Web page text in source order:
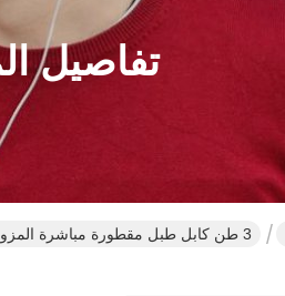
تفاصيل
3 طن كابل طبل مقطورة مباشرة المزود مريحة نقل الكابل 600 كجم